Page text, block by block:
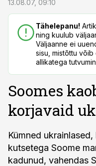
13.08.07, 09:10
Tähelepanu!
ning kuulub
Väljaanne ei
sisu, mistõttu
allikatega
Soomes
korjavaid
Kümned
kutsetega Soome
kadunud, vahendas